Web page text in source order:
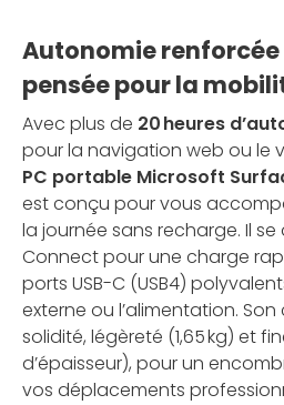
Autonomie
pensée pour la
Avec plus de 20 heures
pour la navigation web ou le
PC portable Microsoft
est conçu pour vous
la journée sans recharge. Il
Connect pour une charge
ports USB-C (USB4)
externe ou l’alimentation.
solidité, légèreté (1,65 kg) et
d’épaisseur), pour un
vos déplacements